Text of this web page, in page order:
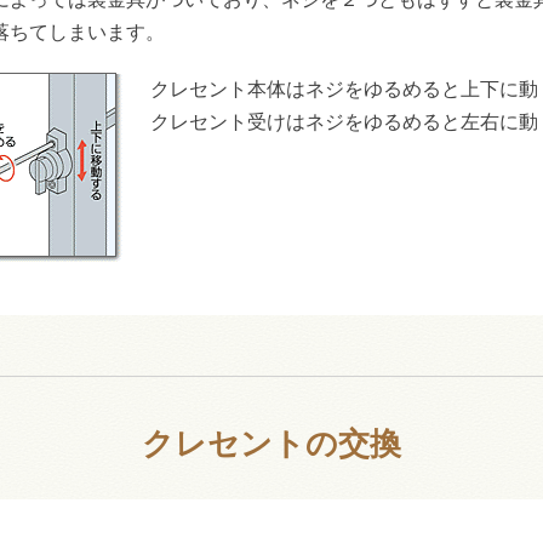
ちてしまいます。
クレセント本体はネジをゆるめると上下に動
クレセント受けはネジをゆるめると左右に動
クレセントの交換